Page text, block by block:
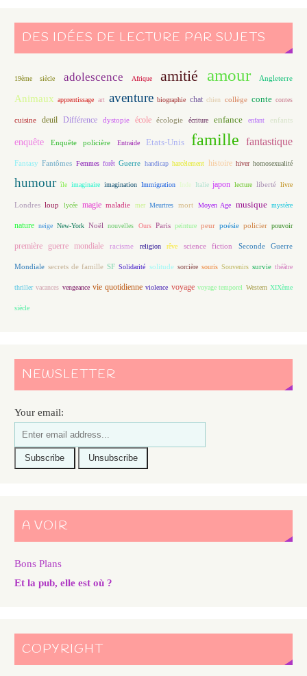
DES IDÉES DE LECTURE PAR SUJETS
19ème siècle adolescence Afrique amitié amour Angleterre
Animaux apprentissage art aventure biographie chat chien collège conte contes
cuisine deuil Différence dystopie école écologie écriture enfance enfant enfants
enquête Enquête policière Entraide Etats-Unis famille fantastique
Fantasy Fantômes Femmes forêt Guerre handicap harcèlement histoire hiver homosexualité
humour île imaginaire imagination Immigration Inde Italie japon lecture liberté livre
Londres loup lycée magie maladie mer Meurtres mort Moyen Age musique mystère
nature neige New-York Noël nouvelles Ours Paris peinture peur poésie policier pouvoir
première guerre mondiale racisme religion rêve science fiction Seconde Guerre
Mondiale secrets de famille SF Solidarité solitude sorcière souris Souvenirs survie théâtre
thriller vacances vengeance vie quotidienne violence voyage voyage temporel Western XIXème
siècle
NEWSLETTER
Your email:
A VOIR
Bons Plans
Et la pub, elle est où ?
COPYRIGHT